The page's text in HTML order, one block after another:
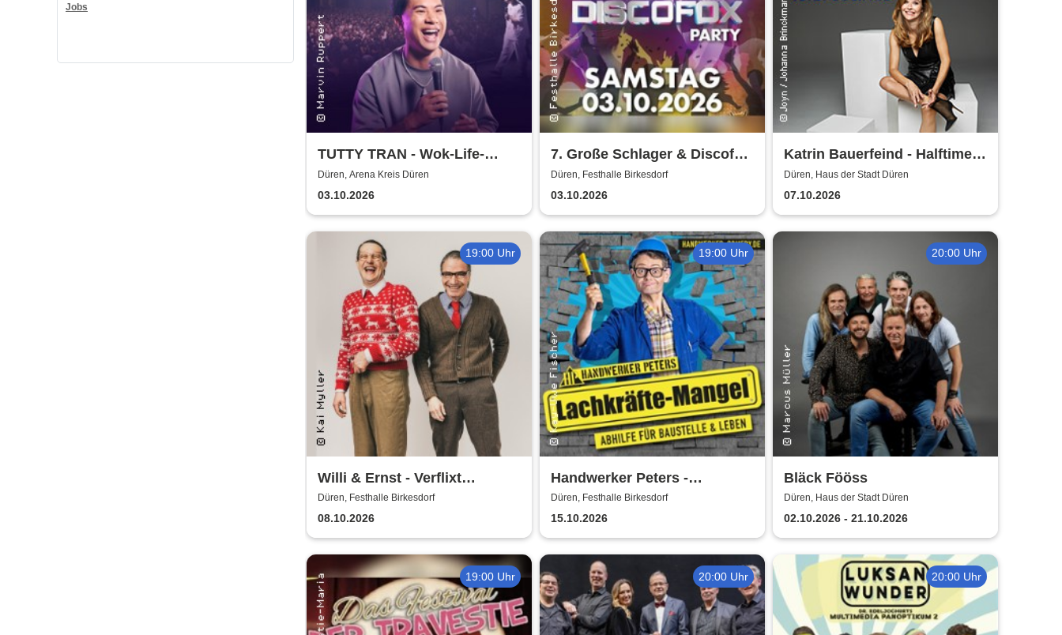
Jobs
TUTTY TRAN - Wok-Life-
Balance
Düren, Arena Kreis Düren
03.10.2026
7. Große Schlager & Discofox
Party | Festhalle-Birkesdorf
Düren, Festhalle Birkesdorf
03.10.2026
Katrin Bauerfeind - Halftime
Show - Jetzt oder nie
Düren, Haus der Stadt Düren
07.10.2026
19:00 Uhr
Willi & Ernst - Verflixt
nochemol
Düren, Festhalle Birkesdorf
08.10.2026
19:00 Uhr
Handwerker Peters -
Lachkräfte-Mangel | Abhilfe
für Baustelle & Leben
Düren, Festhalle Birkesdorf
15.10.2026
20:00 Uhr
Bläck Fööss
Düren, Haus der Stadt Düren
02.10.2026 - 21.10.2026
19:00 Uhr 20:00 Uhr 20:00 Uhr